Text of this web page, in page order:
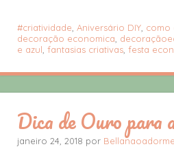
#criatividade Aniversário DIY como
decoração economica
e azul fantasias criativas festa
Dica de Ouro para
janeiro 24, 2018 por